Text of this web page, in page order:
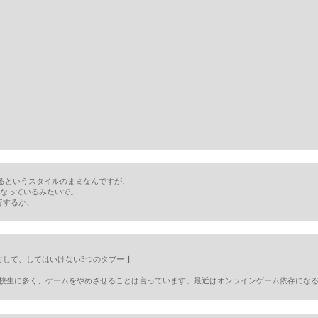
いうスタイルのままなんですが、
っているみたいで。
るか、
て、してはいけない3つのタブー 】
に多く、ゲームをやめさせることは言っています。最近はオンラインゲーム依存にな